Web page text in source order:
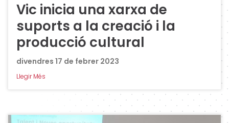
Vic inicia una xarxa de
suports a la creació i la
producció cultural
divendres 17 de febrer 2023
Llegir Més